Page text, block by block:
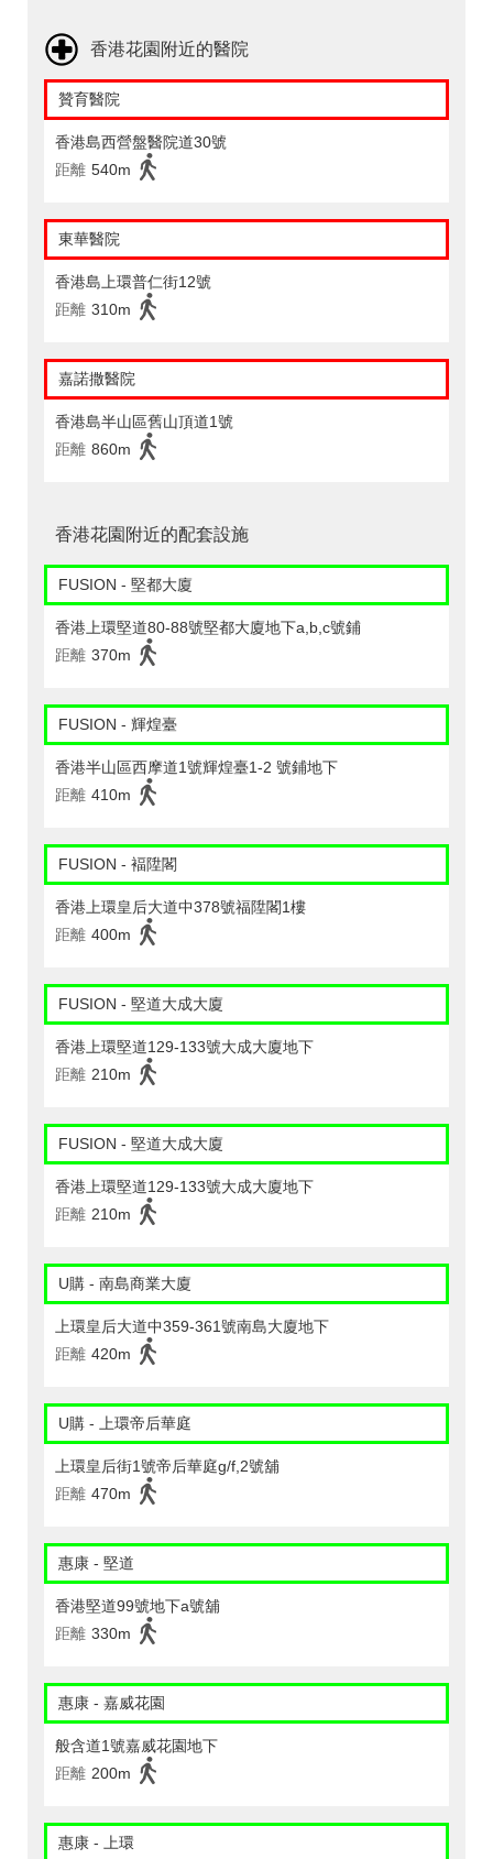
香港花園附近的醫院
贊育醫院
香港島西營盤醫院道30號
距離 540m
東華醫院
香港島上環普仁街12號
距離 310m
嘉諾撒醫院
香港島半山區舊山頂道1號
距離 860m
香港花園附近的配套設施
FUSION - 堅都大廈
香港上環堅道80-88號堅都大廈地下a,b,c號鋪
距離 370m
FUSION - 輝煌臺
香港半山區西摩道1號輝煌臺1-2 號鋪地下
距離 410m
FUSION - 褔陞閣
香港上環皇后大道中378號福陞閣1樓
距離 400m
FUSION - 堅道大成大廈
香港上環堅道129-133號大成大廈地下
距離 210m
FUSION - 堅道大成大廈
香港上環堅道129-133號大成大廈地下
距離 210m
U購 - 南島商業大廈
上環皇后大道中359-361號南島大廈地下
距離 420m
U購 - 上環帝后華庭
上環皇后街1號帝后華庭g/f,2號舖
距離 470m
惠康 - 堅道
香港堅道99號地下a號舖
距離 330m
惠康 - 嘉威花園
般含道1號嘉威花園地下
距離 200m
惠康 - 上環